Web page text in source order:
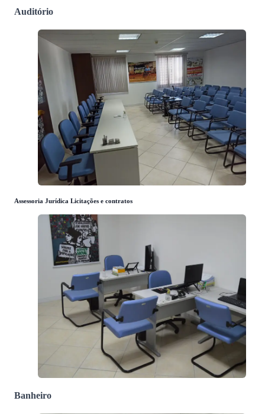
Auditório
Assessoria Jurídica Licitações e contratos
Banheiro